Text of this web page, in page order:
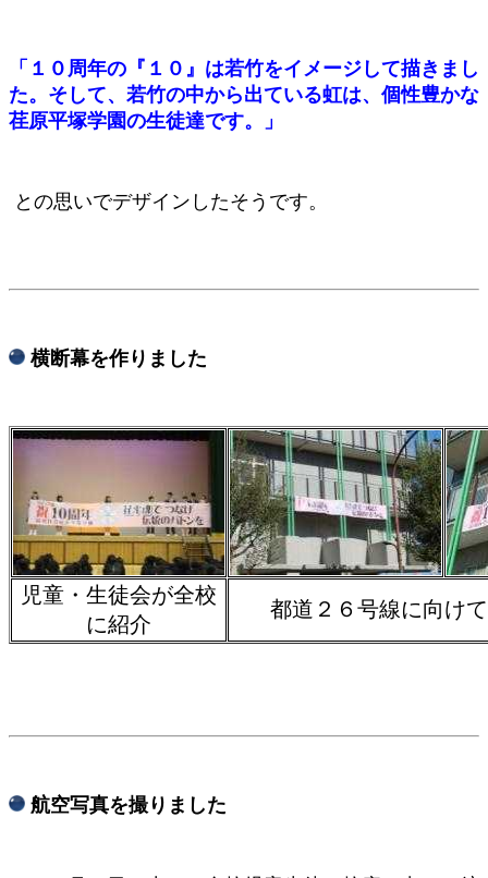
「１０周年の『１０』は若竹をイメージして描きまし
た。そして、若竹の中から出ている虹は、個性豊かな
荏原平塚学園の生徒達です。」
との思いでデザインしたそうです。
横断幕を作りました
児童・生徒会が全校
に紹介
都道２６号線に向け
​ 航空写真を撮りました